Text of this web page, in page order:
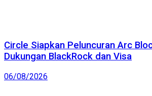
Circle Siapkan Peluncuran Arc
Dukungan BlackRock dan Visa
06/08/2026